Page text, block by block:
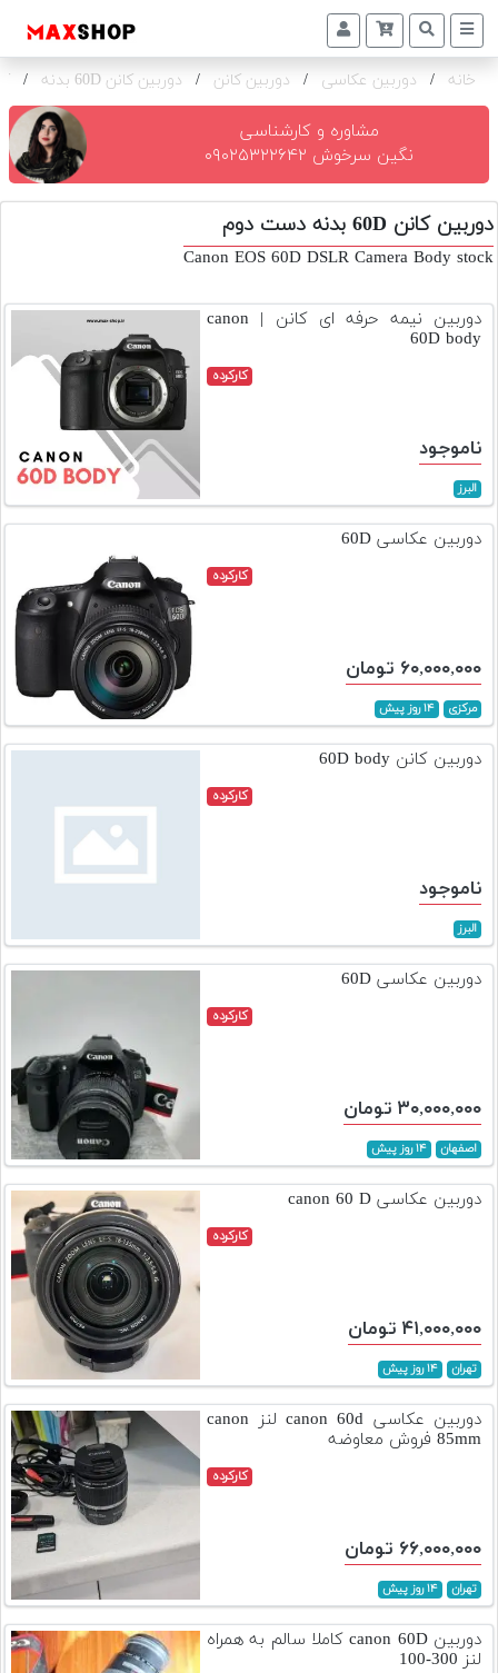
دوربین
و
تجهیزات
و
اکسسوری
دوم
اجاره
دوربین
و
تجهیزات
دست
دوم
لیست
قیمت
خانه / دوربین عکاسی / دوربین کانن / دوربین کانن 60D بدنه /
مشاوره و کارشناسی
نگین سرخوش ۰۹۰۲۵۳۲۲۶۴۲
دوربین کانن 60D بدنه دست دوم
Canon EOS 60D DSLR Camera Body stock
دوربین نیمه حرفه ای کانن | canon
60D body
کارکرده
ناموجود
البرز
دوربین عکاسی 60D
کارکرده
۶۰,۰۰۰,۰۰۰ تومان
مرکزی ۱۴ روز پیش
دوربین کانن 60D body
کارکرده
ناموجود
البرز
دوربین عکاسی 60D
کارکرده
۳۰,۰۰۰,۰۰۰ تومان
اصفهان ۱۴ روز پیش
دوربین عکاسی canon 60 D
کارکرده
۴۱,۰۰۰,۰۰۰ تومان
تهران ۱۴ روز پیش
دوربین عکاسی canon 60d لنز canon
85mm فروش معاوضه
کارکرده
۶۶,۰۰۰,۰۰۰ تومان
تهران ۱۴ روز پیش
دوربین canon 60D کاملا سالم به همراه
لنز 300-100